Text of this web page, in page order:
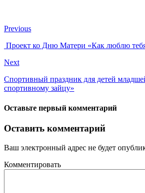
Previous
Проект ко Дню Матери «Как люблю
Next
Спортивный праздник для детей
спортивному зайцу»
Оставьте первый комментарий
Оставить комментарий
Ваш электронный адрес не будет
Комментировать